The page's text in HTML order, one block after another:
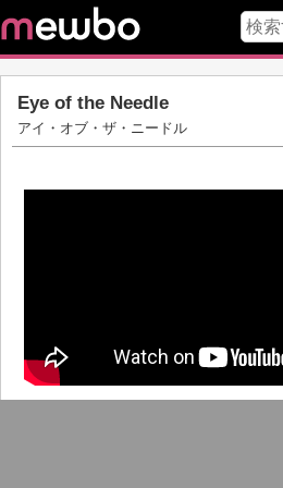
Eye of the Needle
アイ・オブ・ザ・ニードル